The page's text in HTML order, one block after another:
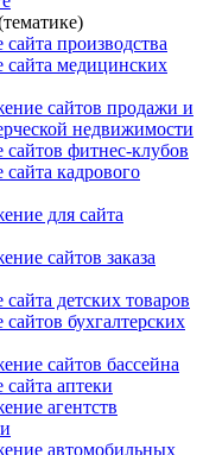
производства
медицинских
сайтов продажи и
недвижимости
фитнес-клубов
кадрового
для сайта
сайтов заказа
детских товаров
бухгалтерских
сайтов бассейна
аптеки
агентств
автомобильных